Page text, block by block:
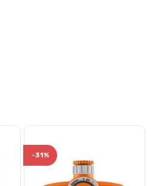
-31%